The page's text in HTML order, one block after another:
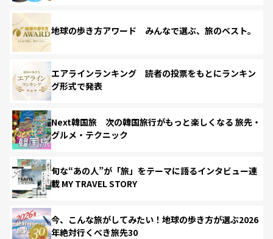
地球の歩き方アワード みんなで選ぶ、旅のベスト。
エアラインランキング 読者の投票をもとにランキン
グ形式で発表
Next韓国旅 次の韓国旅行がもっと楽しくなる 旅先・
グルメ・テクニック
旬な“あの人”が「旅」をテーマに語るインタビュー連
載 MY TRAVEL STORY
今、こんな旅がしてみたい！地球の歩き方が選ぶ2026
年絶対行くべき旅先30